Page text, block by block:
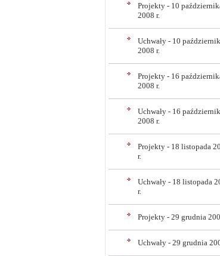
Projekty - 10
2008 r.
Uchwały - 10
2008 r.
Projekty - 16
2008 r.
Uchwały - 16
2008 r.
Projekty - 18 listopada
r.
Uchwały - 18 listopada
r.
Projekty - 29 grudnia
Uchwały - 29 grudnia